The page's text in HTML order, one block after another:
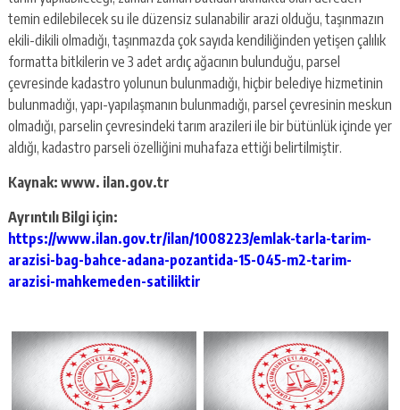
temin edilebilecek su ile düzensiz sulanabilir arazi olduğu, taşınmazın
ekili-dikili olmadığı, taşınmazda çok sayıda kendiliğinden yetişen çalılık
formatta bitkilerin ve 3 adet ardıç ağacının bulunduğu, parsel
çevresinde kadastro yolunun bulunmadığı, hiçbir belediye hizmetinin
bulunmadığı, yapı-yapılaşmanın bulunmadığı, parsel çevresinin meskun
olmadığı, parselin çevresindeki tarım arazileri ile bir bütünlük içinde yer
aldığı, kadastro parseli özelliğini muhafaza ettiği belirtilmiştir.
Kaynak: www. ilan.gov.tr
Ayrıntılı Bilgi için:
https://www.ilan.gov.tr/ilan/1008223/emlak-tarla-tarim-
arazisi-bag-bahce-adana-pozantida-15-045-m2-tarim-
arazisi-mahkemeden-satiliktir